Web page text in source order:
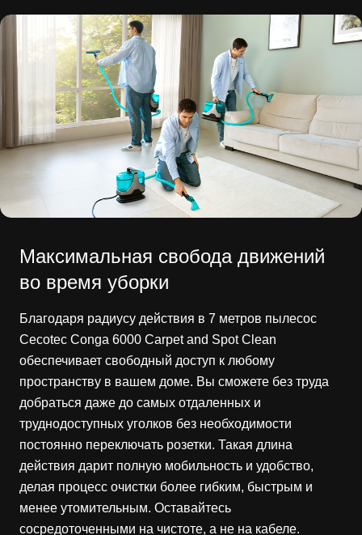
Максимальная свобода движений
во время уборки
Благодаря радиусу действия в 7 метров пылесос
Cecotec Conga 6000 Carpet and Spot Clean
обеспечивает свободный доступ к любому
пространству в вашем доме. Вы сможете без труда
добраться даже до самых отдаленных и
труднодоступных уголков без необходимости
постоянно переключать розетки. Такая длина
действия дарит полную мобильность и удобство,
делая процесс очистки более гибким, быстрым и
менее утомительным. Оставайтесь
сосредоточенными на чистоте, а не на кабеле.